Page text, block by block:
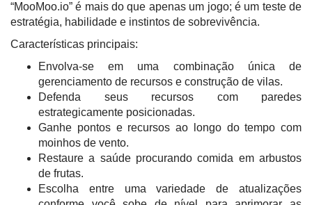
“MooMoo.io” é mais do que apenas um jogo; é um teste de
estratégia, habilidade e instintos de sobrevivência.
Características principais:
Envolva-se em uma combinação única de
gerenciamento de recursos e construção de vilas.
Defenda seus recursos com paredes
estrategicamente posicionadas.
Ganhe pontos e recursos ao longo do tempo com
moinhos de vento.
Restaure a saúde procurando comida em arbustos
de frutas.
Escolha entre uma variedade de atualizações